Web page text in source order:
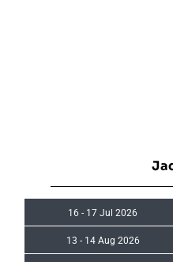
16 - 17 Jul 2026
13 - 14 Aug 2026